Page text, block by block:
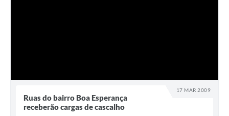
17 MAR 2009
Ruas do bairro Boa Esperança
receberão cargas de cascalho